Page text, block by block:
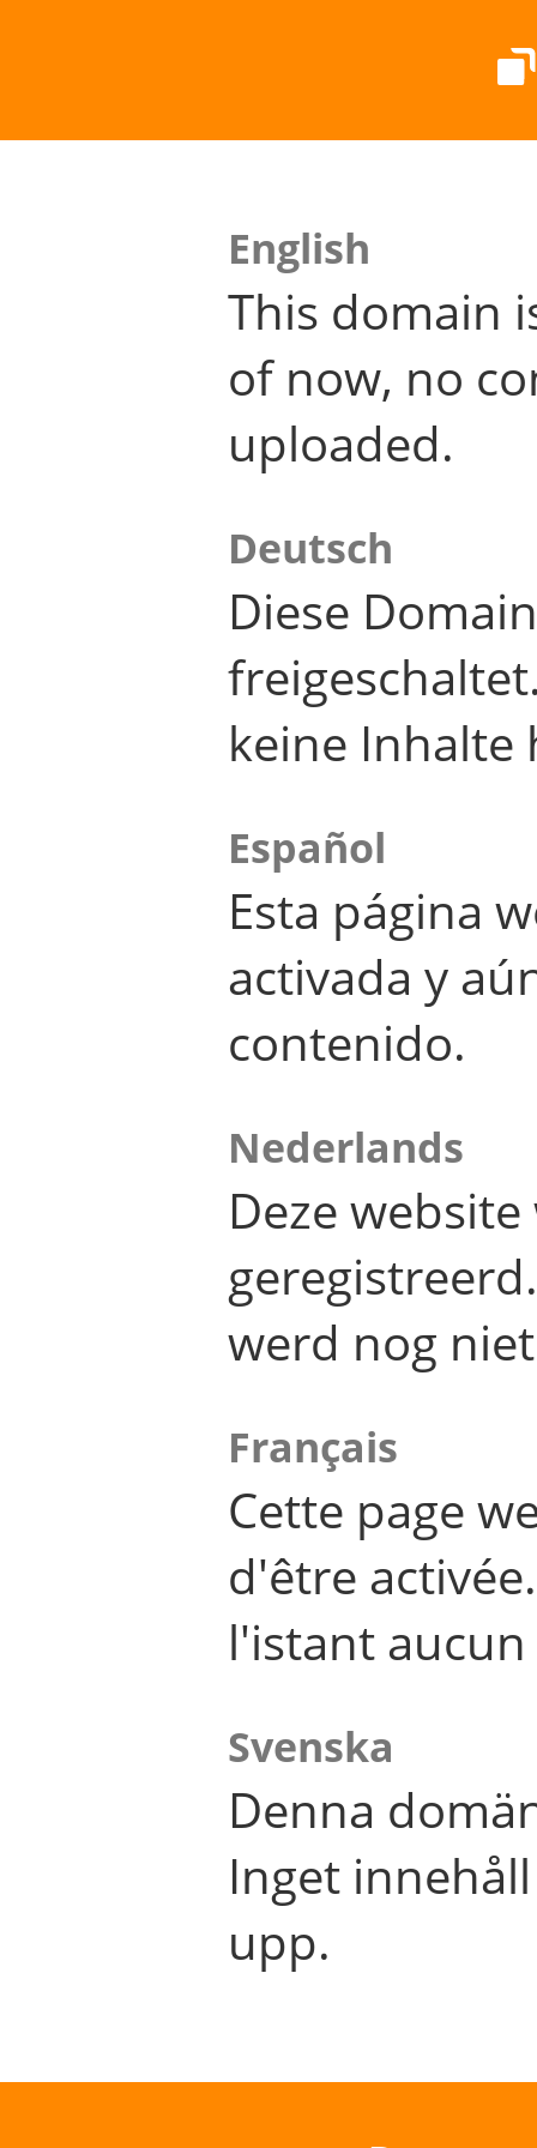
English
This domain
of now, no
uploaded.
Deutsch
Diese
keine Inhalte
Español
Esta página
activada y
contenido.
Nederlands
Deze
werd nog
Français
Cette page
d'être
l'istant
Svenska
Denna
Inget
upp.